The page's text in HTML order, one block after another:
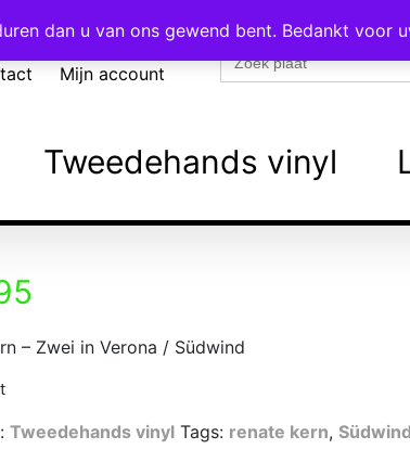
Mijn account
naar:
Tweedehands vinyl
– Zwei in Verona / Südwind
Tweedehands vinyl Tags: renate kern, Südwind
dan u van ons gewend bent. Bedankt voor